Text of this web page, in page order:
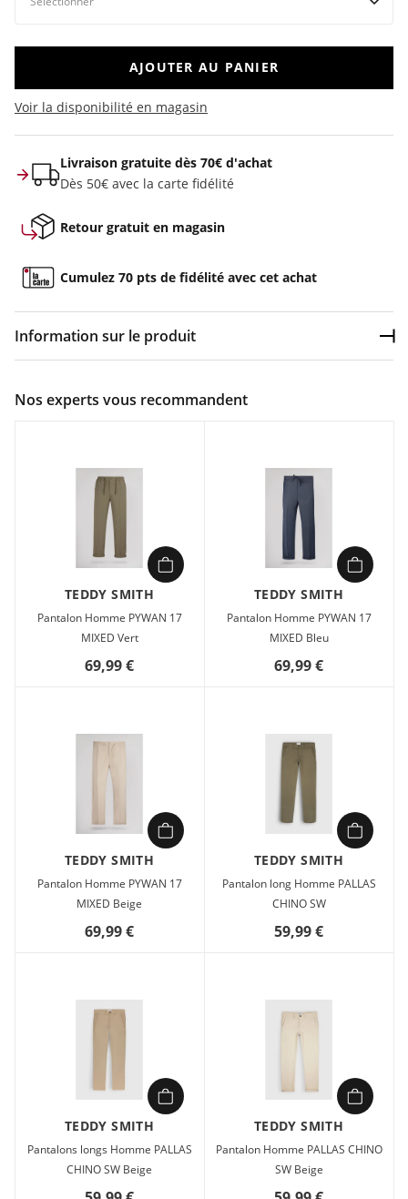
AJOUTER AU PANIER
Voir la disponibilité en magasin
Livraison gratuite dès 70€ d'achat
Dès 50€ avec la carte fidélité
Retour gratuit en magasin
Cumulez 70 pts de fidélité avec cet achat
Information sur le produit
chez Sport 2000
Nos experts vous recommandent
TEDDY SMITH
Pantalon Homme PYWAN 17
MIXED Vert
69,99 €
TEDDY SMITH
Pantalon Homme PYWAN 17
MIXED Bleu
69,99 €
TEDDY SMITH
Pantalon Homme PYWAN 17
MIXED Beige
69,99 €
TEDDY SMITH
Pantalon long Homme PALLAS
CHINO SW
59,99 €
TEDDY SMITH
Pantalons longs Homme PALLAS
CHINO SW Beige
TEDDY SMITH
Pantalon Homme PALLAS CHINO
SW Beige